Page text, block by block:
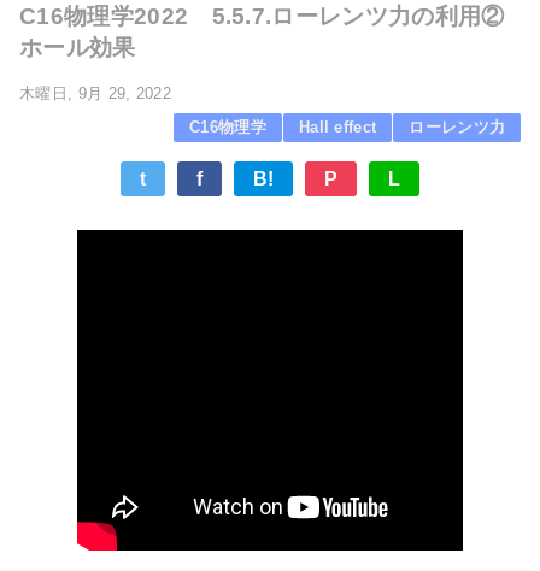
C16物理学2022 5.5.7.ローレンツ力の利用②
ホール効果
木曜日, 9月 29, 2022
C16物理学
Hall effect ローレンツ力
t f B! P L